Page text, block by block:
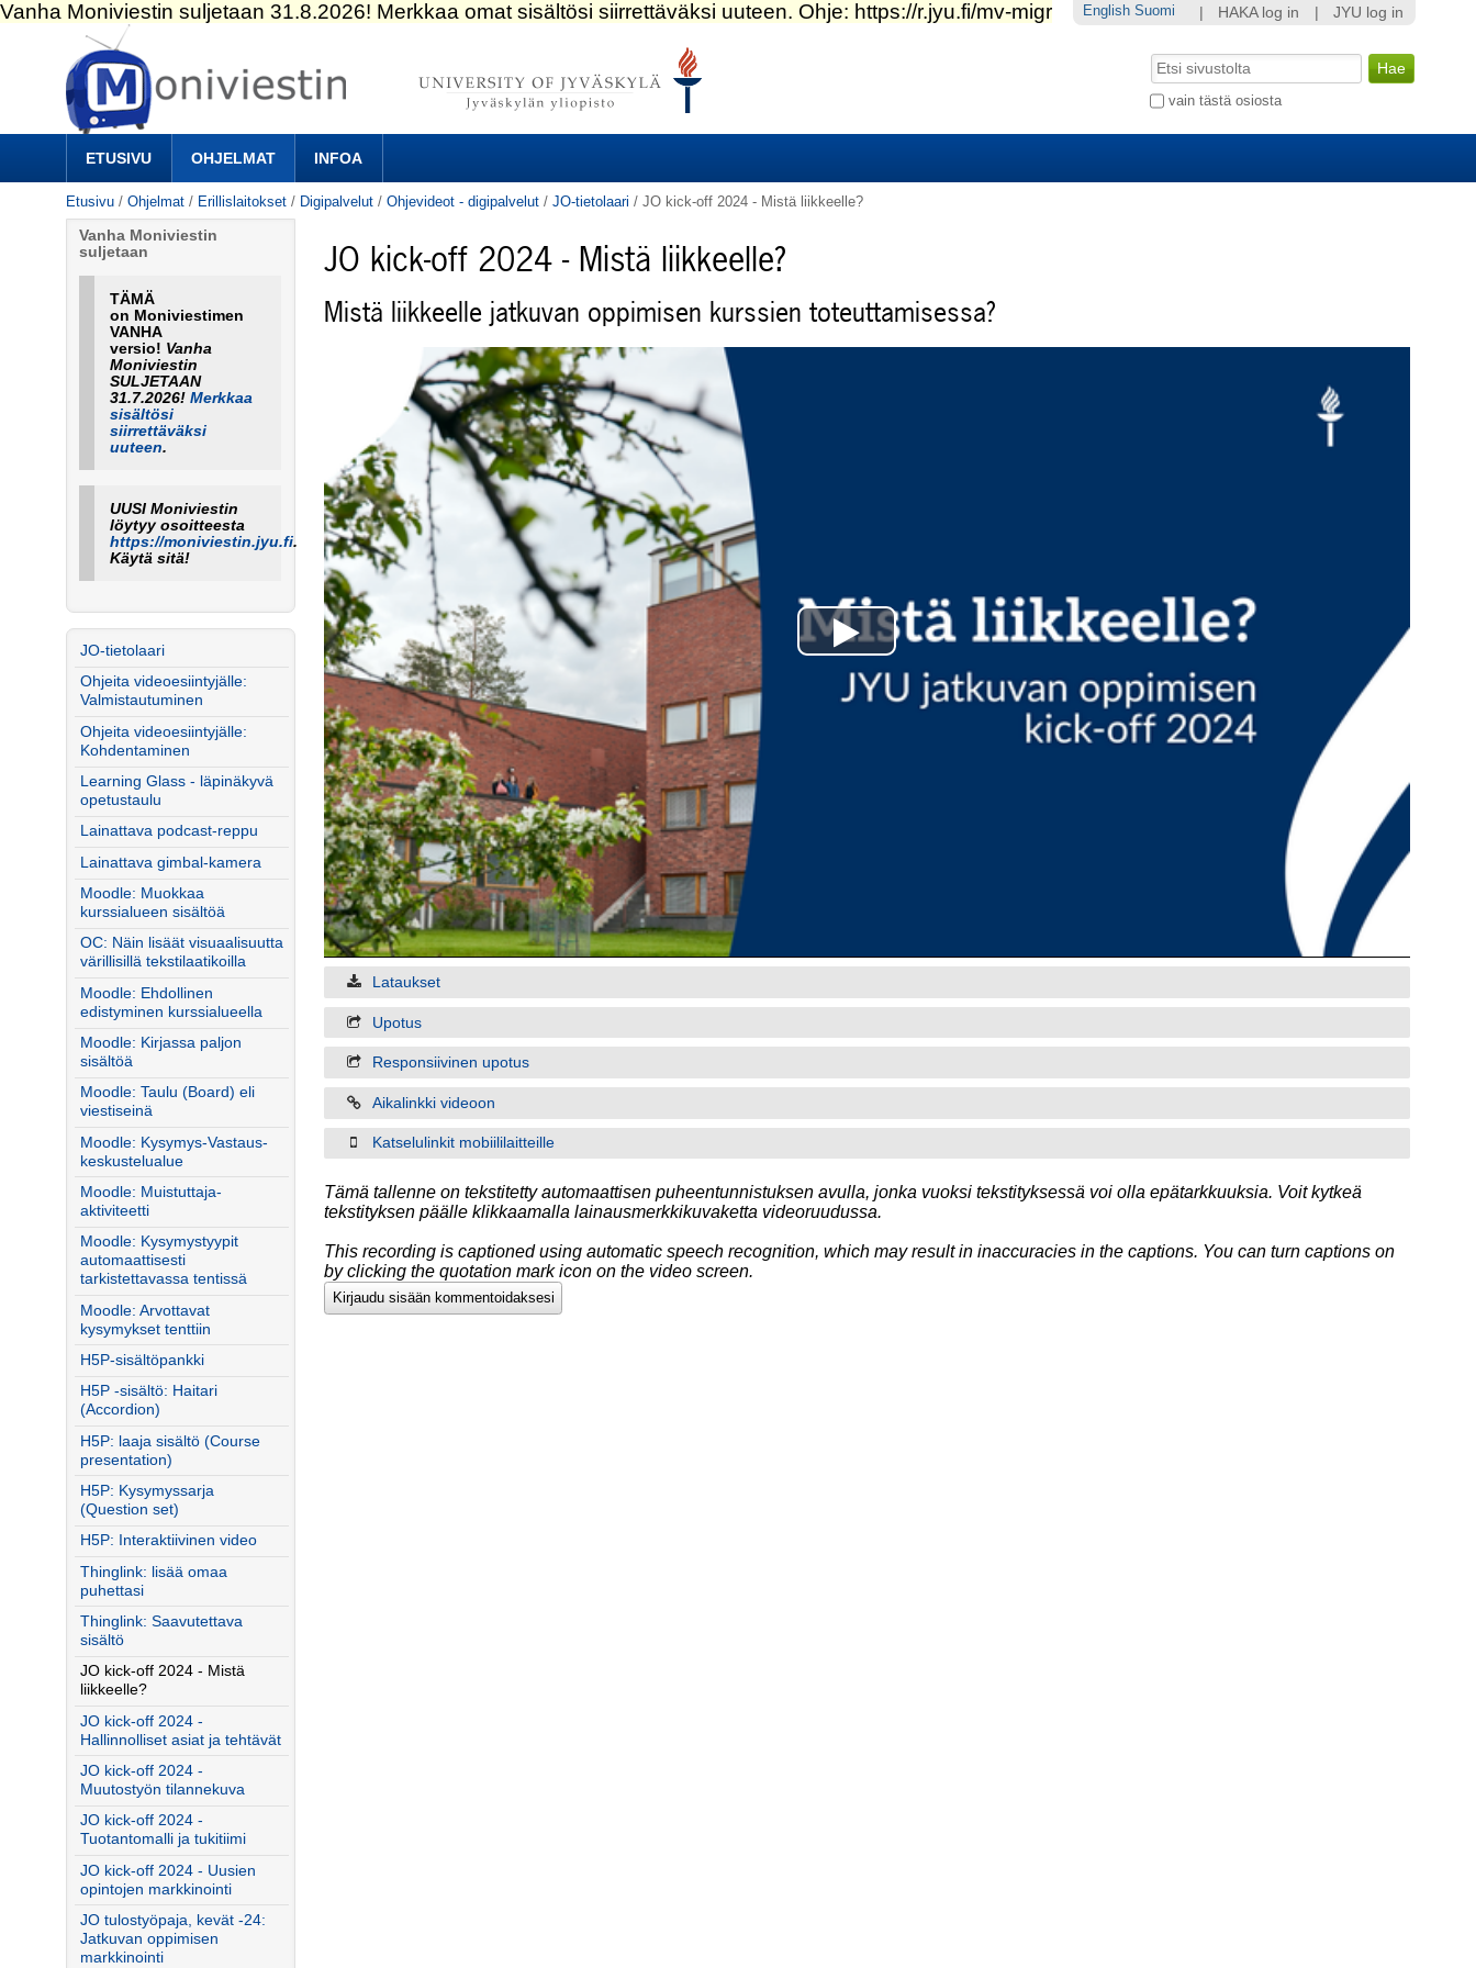
Siirry
sisältöön.
|
Siirry
navigointiin
ETUSIVU OHJELMAT INFOA
Hae
vain tästä osiosta
Laajennettu
Etusivu /Ohjelmat / Erillislaitokset / Digipalvelut /Ohjevideot - digipalvelut /JO-tietolaari /JO kick-off 2024 - Mistä liikkeelle?
JO kick-off 2024 - Mistä liikkeelle?
Mistä liikkeelle jatkuvan oppimisen kurssien toteuttamisessa?
Play
Video
Lataukset
Upotus
Responsiivinen upotus
Aikalinkki videoon
Katselulinkit mobiililaitteille
Tämä tallenne on tekstitetty automaattisen puheentunnistuksen avulla, jonka vuoksi tekstityksessä voi olla epätarkkuuksia. Voit kytkeä
tekstityksen päälle klikkaamalla lainausmerkkikuvaketta videoruudussa.
This recording is captioned using automatic speech recognition, which may result in inaccuracies in the captions. You can turn captions on
by clicking the quotation mark icon on the video screen.
Vanha Moniviestin
suljetaan
TÄMÄ
on Moniviestimen
VANHA
versio! Vanha
Moniviestin
SULJETAAN
31.7.2026! Merkkaa
sisältösi
siirrettäväksi
uuteen.
UUSI Moniviestin
löytyy osoitteesta
https://moniviestin.jyu.fi.
Käytä sitä!
JO-tietolaari
Ohjeita videoesiintyjälle:
Valmistautuminen
Ohjeita videoesiintyjälle:
Kohdentaminen
Learning Glass - läpinäkyvä
opetustaulu
Lainattava podcast-reppu
Lainattava gimbal-kamera
Moodle: Muokkaa
kurssialueen sisältöä
OC: Näin lisäät visuaalisuutta
värillisillä tekstilaatikoilla
Moodle: Ehdollinen
edistyminen kurssialueella
Moodle: Kirjassa paljon
sisältöä
Moodle: Taulu (Board) eli
viestiseinä
Moodle: Kysymys-Vastaus-
keskustelualue
Moodle: Muistuttaja-
aktiviteetti
Moodle: Kysymystyypit
automaattisesti
tarkistettavassa tentissä
Moodle: Arvottavat
kysymykset tenttiin
H5P-sisältöpankki
H5P -sisältö: Haitari
(Accordion)
H5P: laaja sisältö (Course
presentation)
H5P: Kysymyssarja
(Question set)
H5P: Interaktiivinen video
Thinglink: lisää omaa
puhettasi
Thinglink: Saavutettava
sisältö
JO kick-off 2024 - Mistä
liikkeelle?
JO kick-off 2024 -
Hallinnolliset asiat ja tehtävät
JO kick-off 2024 -
Muutostyön tilannekuva
JO kick-off 2024 -
Tuotantomalli ja tukitiimi
JO kick-off 2024 - Uusien
opintojen markkinointi
JO tulostyöpaja, kevät -24:
Jatkuvan oppimisen
markkinointi
HAKA log in JYU log in
English Suomi